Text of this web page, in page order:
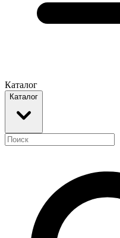
Каталог
Каталог